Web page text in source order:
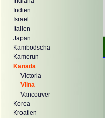
Indien
Israel
Italien
Japan
Kambodscha
Kamerun
Kanada
Victoria
Vilna
Vancouver
Korea
Kroatien